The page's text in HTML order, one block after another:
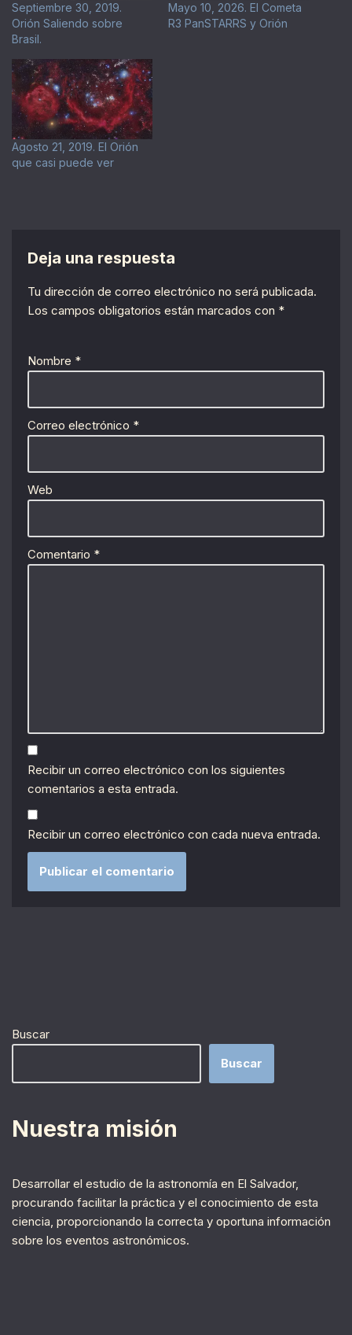
Septiembre 30, 2019.
Orión Saliendo sobre
Brasil.
Mayo 10, 2026. El Cometa
R3 PanSTARRS y Orión
Agosto 21, 2019. El Orión
que casi puede ver
Deja una respuesta
Tu dirección de correo electrónico no será publicada.
Los campos obligatorios están marcados con *
Nombre *
Correo electrónico *
Web
Comentario *
Recibir un correo electrónico con los siguientes
comentarios a esta entrada.
Recibir un correo electrónico con cada nueva entrada.
Buscar
Buscar
Nuestra misión
Desarrollar el estudio de la astronomía en El Salvador,
procurando facilitar la práctica y el conocimiento de esta
ciencia, proporcionando la correcta y oportuna información
sobre los eventos astronómicos.